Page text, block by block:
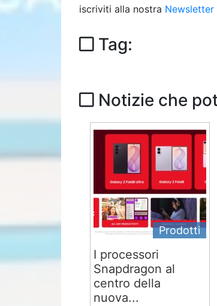
iscriviti alla nostra
Tag:
Notizie che
Prodotti
I processori
Snapdragon al
centro della
nuova...